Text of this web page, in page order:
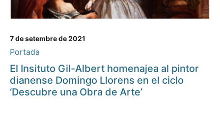
7 de setembre de 2021
Portada
El Insituto Gil-Albert homenajea al pintor
dianense Domingo Llorens en el ciclo
‘Descubre una Obra de Arte’